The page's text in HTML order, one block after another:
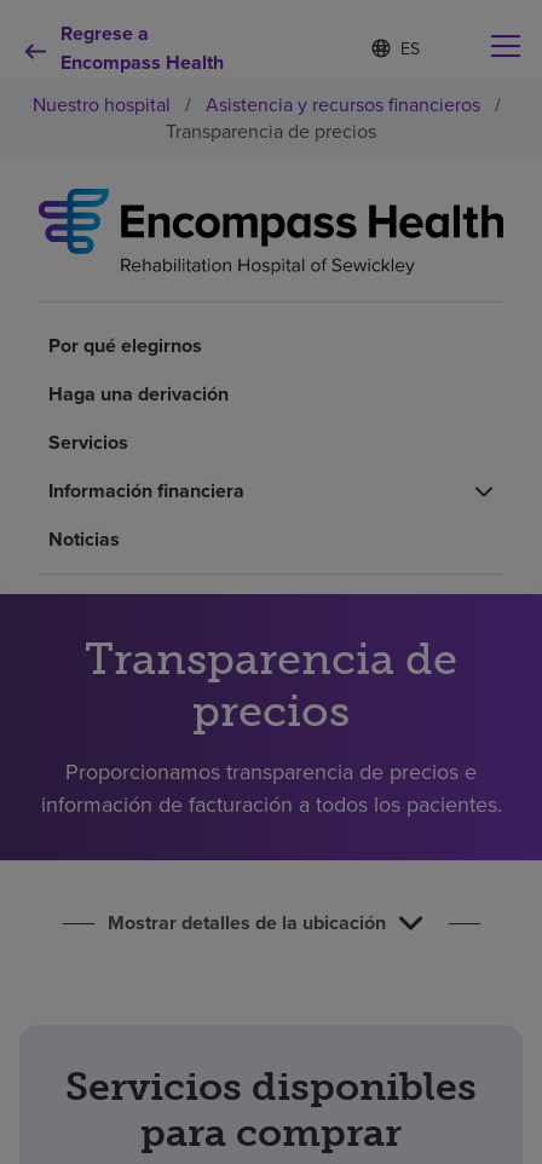
Regrese a
Encompass Health
Lista
de
idiomas
contraída
d
o
m
e
c
Por qué debe elegirnos
Servicios de rehabilitación
Pacientes y cuidadores
Acerca de nosotros
Inversores
Nuestro hospital / Asistencia y recursos financieros /
Transparencia de precios
Por qué elegirnos
Haga una derivación
Servicios
Información financiera
Noticias
Transparencia de
precios
Proporcionamos transparencia de precios e
información de facturación a todos los pacientes.
Mostrar detalles de la ubicación
Servicios disponibles
para comprar